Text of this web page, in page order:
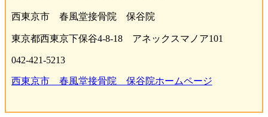
西東京市 春風堂接骨院 保谷院
東京都西東京下保谷4-8-18 アネックスマノア101
042-421-5213
西東京市 春風堂接骨院 保谷院ホームページ